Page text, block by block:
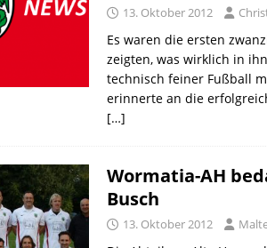
13. Oktober 2012
Es waren die ersten
zeigten, was wirklich in
technisch feiner Fußball
erinnerte an die
[…]
Wormatia-AH
Busch
13. Oktober 2012